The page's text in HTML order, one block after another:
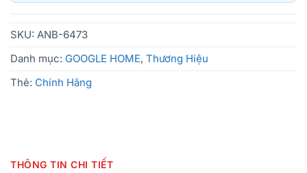
SKU: ANB-6473
Danh mục: GOOGLE HOME, Thương Hiệu
Thẻ: Chính Hãng
THÔNG TIN CHI TIẾT